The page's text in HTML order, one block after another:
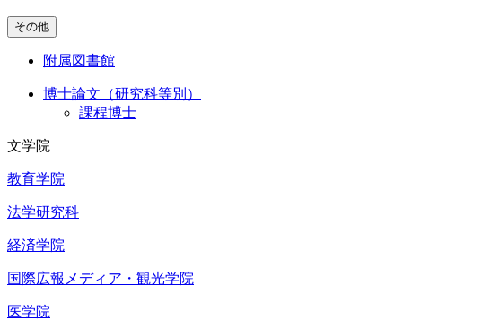
その他
附属図書館
博士論文（研究科等別）
課程博士
文学院
教育学院
法学研究科
経済学院
国際広報メディア・観光学院
医学院